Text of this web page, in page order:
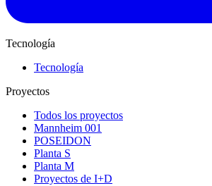
Tecnología
Tecnología
Proyectos
Todos los proyectos
Mannheim 001
POSEIDON
Planta S
Planta M
Proyectos de I+D